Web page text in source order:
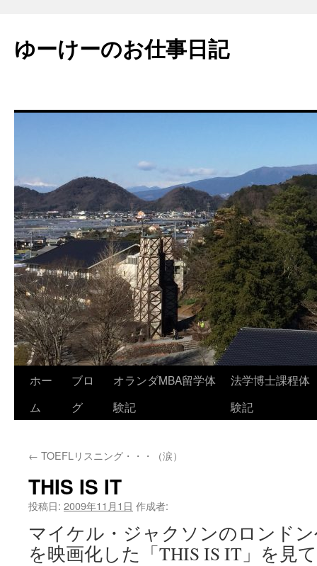
ゆーけーのお仕事日記
ン
ツ
へ
ホー
ム
ブロ
グ
オランダMBA留学体
験記
法学博士課程体
験記
← TOEFLリスニング・・・（涙）
THIS IS IT
投稿日: 2009年11月1日 作成者:
マイケル・ジャクソンのロンド
を映画化した「THIS IS IT」を見